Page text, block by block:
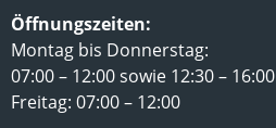
Öffnungszeiten:
Montag bis Donnerstag:
07:00 – 12:00 sowie 12:30 – 16:00
Freitag: 07:00 – 12:00